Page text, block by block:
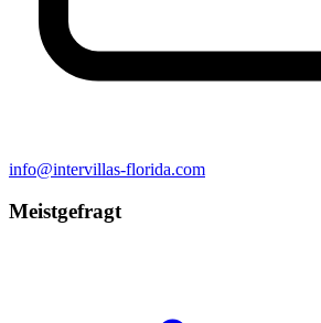
info@intervillas-florida.com
Meistgefragt